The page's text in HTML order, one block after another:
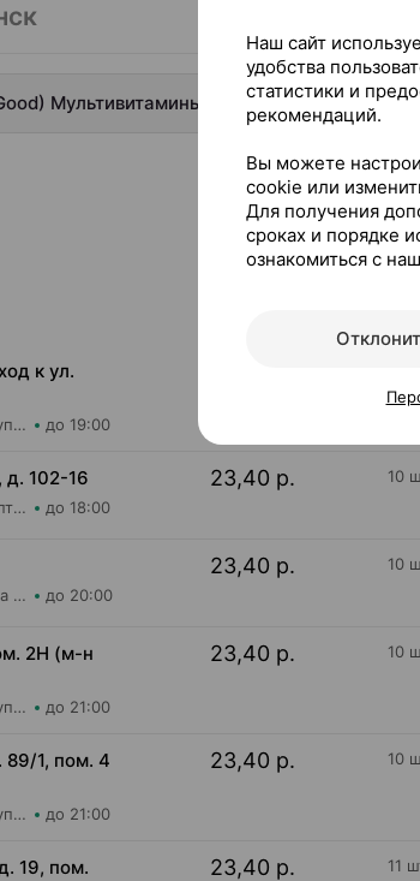
Мультивитамины, таблетки шипучие,
На карте
96
к ул.
Добрыя леки Аптека групп Центр ООО Аптека №10 до 19:00
д. 102-16
Добрыя леки-Эканом Аптека групп Центр ООО Аптека №19 до 18:00
23,40 р. 10
Фармпроект ООО Аптека бережливых №10 до 20:00
23,40 р. 10
2Н (м-н
Добрыя леки Аптека групп Центр ООО Аптека №76 до 21:00
23,40 р. 10
89/1, пом. 4
Добрыя леки Аптека групп Центр ООО Аптека №43 до 21:00
23,40 р. 10
19, пом.
23,40 р. 11
Наш сайт
удобства
статистики и
рекомендаций.
Вы можете
cookie или
Для получения
сроках и порядке
ознакомиться с